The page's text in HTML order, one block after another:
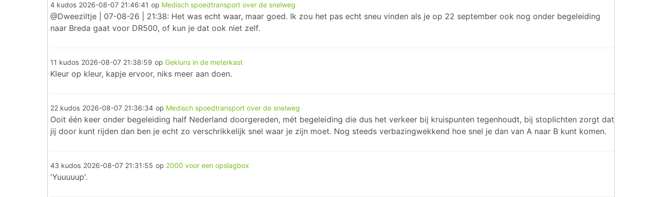
4 kudos 2026-08-07 21:46:41 op Medisch spoedtransport over de snelweg
@Dweeziltje | 07-08-26 | 21:38: Het was echt waar, maar goed. Ik zou het pas echt sneu vinden als je op 22 september ook nog onder begeleiding
naar Breda gaat voor DR500, of kun je dat ook niet zelf.
11 kudos 2026-08-07 21:38:59 op Gekluns in de meterkast
Kleur op kleur, kapje ervoor, niks meer aan doen.
22 kudos 2026-08-07 21:36:34 op Medisch spoedtransport over de snelweg
Ooit één keer onder begeleiding half Nederland doorgereden, mét begeleiding die dus het verkeer bij kruispunten tegenhoudt, bij stoplichten zorgt dat
jij door kunt rijden dan ben je echt zo verschrikkelijk snel waar je zijn moet. Nog steeds verbazingwekkend hoe snel je dan van A naar B kunt komen.
43 kudos 2026-08-07 21:31:55 op 2000 voor een opslagbox
'Yuuuuup'.